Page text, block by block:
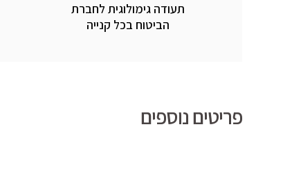
תעודה גימולוגית לחברת
הביטוח בכל קנייה
פריטים נוספים